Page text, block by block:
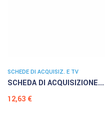
SCHEDE DI ACQUISIZ. E TV
SCHEDA DI ACQUISIZIONE...
Prezzo
12,63 €